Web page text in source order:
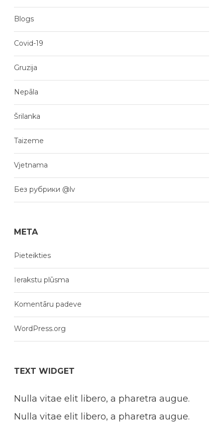
Blogs
Covid-19
Gruzija
Nepāla
Šrilanka
Taizeme
Vjetnama
Без рубрики @lv
META
Pieteikties
Ierakstu plūsma
Komentāru padeve
WordPress.org
TEXT WIDGET
Nulla vitae elit libero, a pharetra augue.
Nulla vitae elit libero, a pharetra augue.